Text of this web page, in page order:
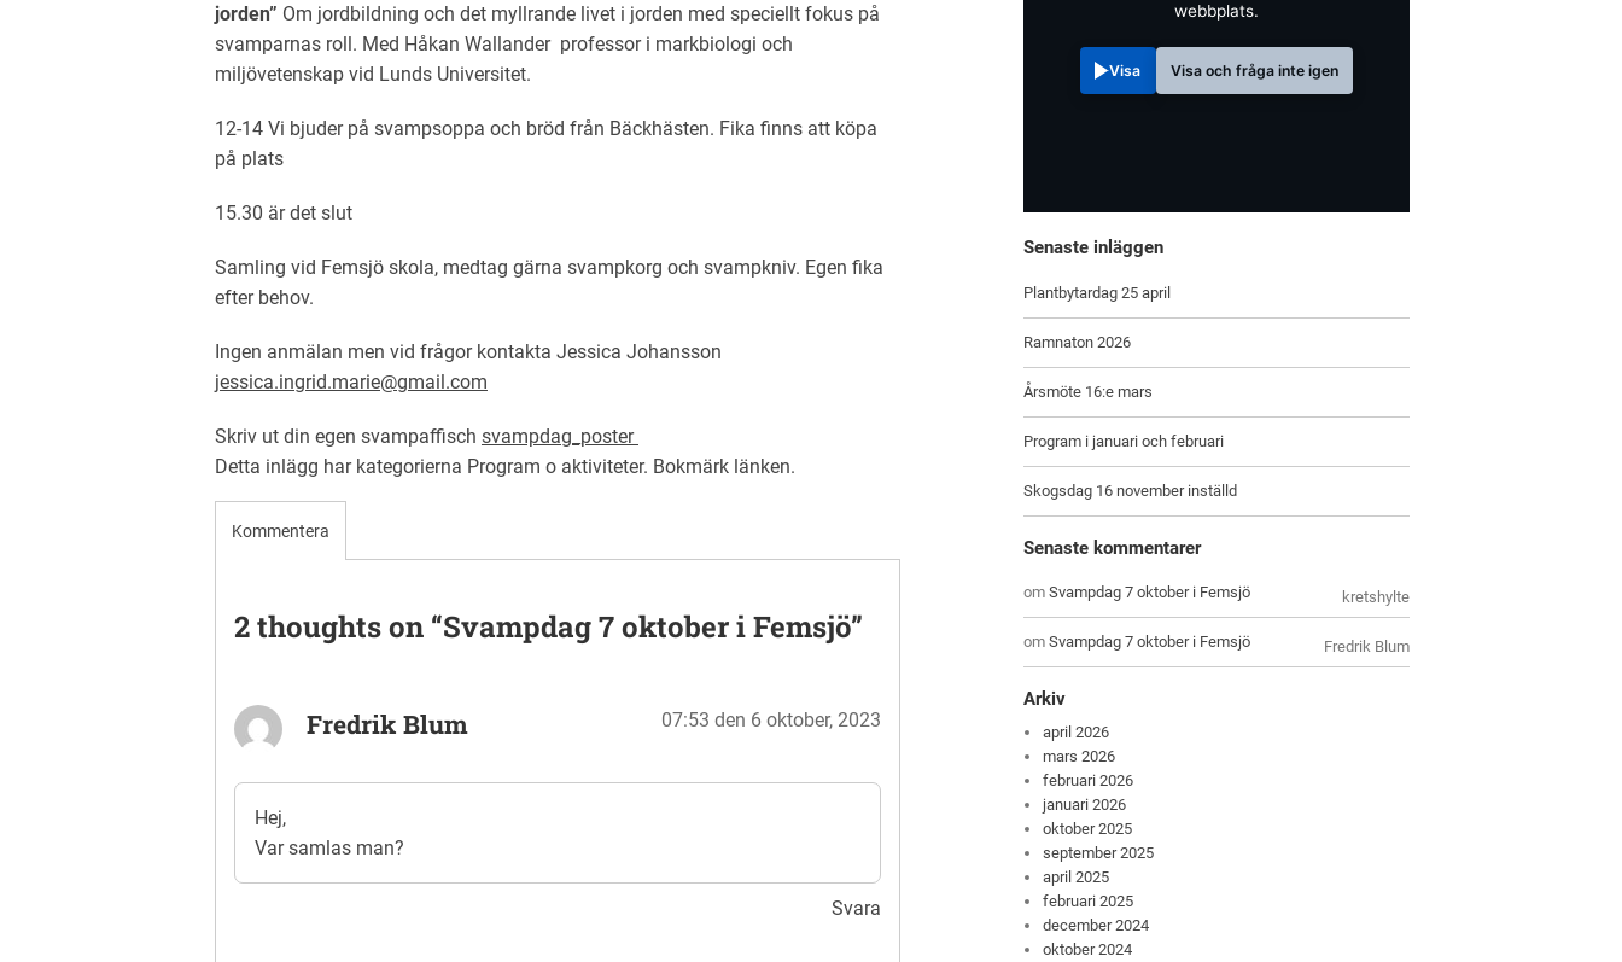
jorden” Om jordbildning och det myllrande livet i jorden med speciellt fokus på
svamparnas roll. Med Håkan Wallander professor i markbiologi och
miljövetenskap vid Lunds Universitet.
12-14 Vi bjuder på svampsoppa och bröd från Bäckhästen. Fika finns att köpa
på plats
15.30 är det slut
Samling vid Femsjö skola, medtag gärna svampkorg och svampkniv. Egen fika
efter behov.
Ingen anmälan men vid frågor kontakta Jessica Johansson
jessica.ingrid.marie@gmail.com
Skriv ut din egen svampaffisch svampdag_poster
Detta inlägg har kategorierna Program o aktiviteter. Bokmärk länken.
Kommentera
2 thoughts on “Svampdag 7 oktober i Femsjö”
Fredrik Blum 07:53 den 6 oktober, 2023
Hej,
Var samlas man?
Svara
webbplats.
Visa Visa och fråga inte igen
Senaste inläggen
Plantbytardag 25 april
Ramnaton 2026
Årsmöte 16:e mars
Program i januari och februari
Skogsdag 16 november inställd
Senaste kommentarer
kretshylte
omSvampdag 7 oktober i Femsjö
Fredrik Blum
omSvampdag 7 oktober i Femsjö
Arkiv
april 2026
mars 2026
februari 2026
januari 2026
oktober 2025
september 2025
april 2025
februari 2025
december 2024
oktober 2024